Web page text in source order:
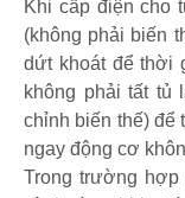
Khi cấp điện cho
(không phải biến
dứt khoát để thời
không phải tất tủ
chỉnh biến thế) để
ngay động cơ
Trong trường hợp